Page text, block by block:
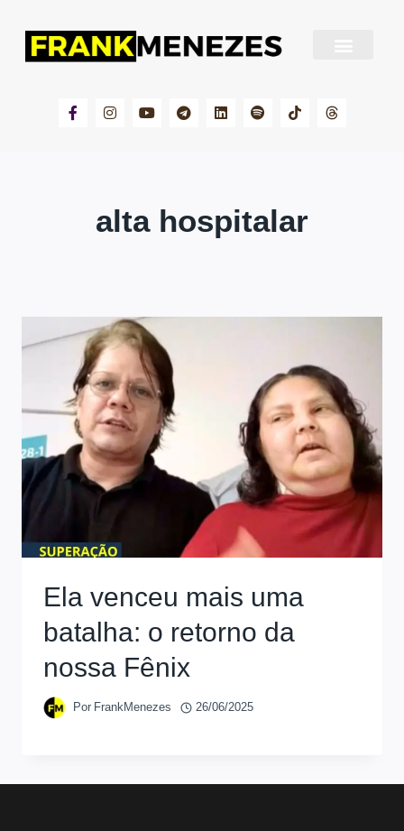
alta hospitalar
Ela venceu mais uma
batalha: o retorno da
nossa Fênix
Por FrankMenezes 26/06/2025